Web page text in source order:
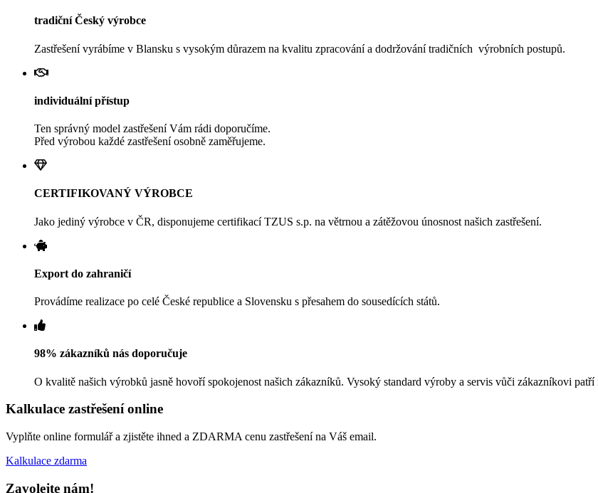
tradiční Český výrobce
Zastřešení vyrábíme v Blansku s vysokým důrazem na kvalitu zpracování a dodržování tradičních výrobních postupů.
individuální přístup
Ten správný model zastřešení Vám rádi doporučíme.
Před výrobou každé zastřešení osobně zaměřujeme.
CERTIFIKOVANÝ VÝROBCE
Jako jediný výrobce v ČR, disponujeme certifikací TZUS s.p. na větrnou a zátěžovou únosnost našich zastřešení.
Export do zahraničí
Provádíme realizace po celé České republice a Slovensku s přesahem do sousedících států.
98% zákazníků nás doporučuje
O kvalitě našich výrobků jasně hovoří spokojenost našich zákazníků. Vysoký standard výroby a servis vůči zákazníkovi
Kalkulace zastřešení online
Vyplňte online formulář a zjistěte ihned a ZDARMA cenu zastřešení na Váš email.
Kalkulace zdarma
Zavolejte nám!